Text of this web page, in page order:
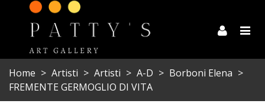
Home > Artisti > Artisti > A-D > Borboni Elena >
FREMENTE GERMOGLIO DI VITA